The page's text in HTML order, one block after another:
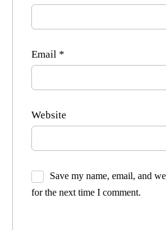
Email *
Website
Save my name, email, and
for the next time I comment.